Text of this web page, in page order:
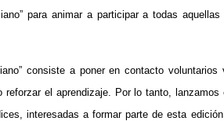
para animar a participar a todas
consiste a poner en contacto
reforzar el aprendizaje. Por lo tanto, lanzamos
interesadas a formar parte de esta